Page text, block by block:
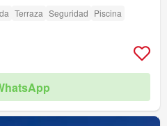
Terraza Seguridad Piscina